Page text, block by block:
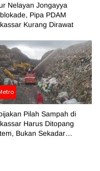
Nelayan Jongayya
Pipa PDAM
Kurang Dirawat
Pilah Sampah di
Harus Ditopang
Bukan Sekadar